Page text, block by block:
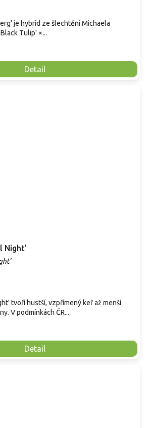
Detail
je hybrid ze šlechtění Michaela
Tulip' ×...
Night'
Detail
tvoří hustší, vzpřímený keř až menší
V podmínkách ČR...